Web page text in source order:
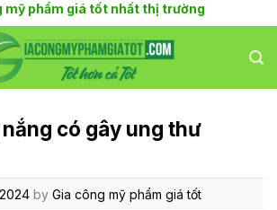
mỹ phẩm giá tốt nhất thị trường
có gây ung thư
by Gia công mỹ phẩm giá tốt